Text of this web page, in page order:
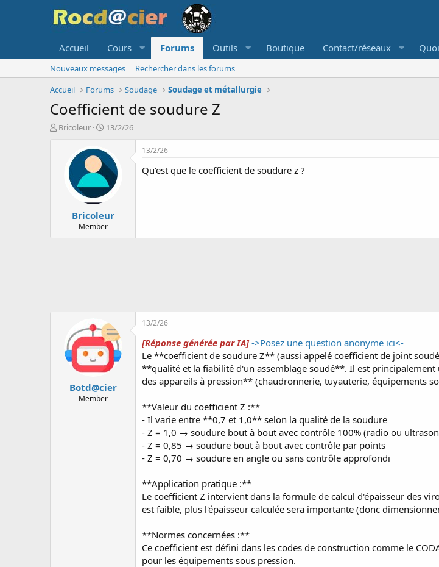
Accueil Cours Forums Outils Boutique Contact/réseaux
Nouveaux messages
Rechercher dans les forums
Accueil
Forums Soudage Soudage et métallurgie
Coefficient de soudure Z
A
d
Bricoleur
D
e
d
e
d
b
u
t
13/2/26
Bricoleur
Member
13/2/26
Qu'est que le coefficient de soudure z ?
Botd@cier
Member
13/2/26
[Réponse générée par IA] ->Posez une question anonyme ici<-
Le **coefficient de soudure Z** (aussi appelé coefficient de joint
**qualité et la fiabilité d'un assemblage soudé**. Il est principalement
des appareils à pression** (chaudronnerie, tuyauterie, équipements
**Valeur du coefficient Z :**
- Il varie entre **0,7 et 1,0** selon la qualité de la soudure
- Z = 1,0 → soudure bout à bout avec contrôle 100% (radio ou
- Z = 0,85 → soudure bout à bout avec contrôle par points
- Z = 0,70 → soudure en angle ou sans contrôle approfondi
**Application pratique :**
Le coefficient Z intervient dans la formule de calcul d'épaisseur des
est faible, plus l'épaisseur calculée sera importante (donc
**Normes concernées :**
Ce coefficient est défini dans les codes de construction comme le
pour les équipements sous pression.